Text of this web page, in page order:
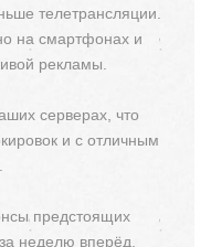
телетрансляции.
на смартфонах и
рекламы.
серверах, что
и с отличным
предстоящих
неделю вперёд.